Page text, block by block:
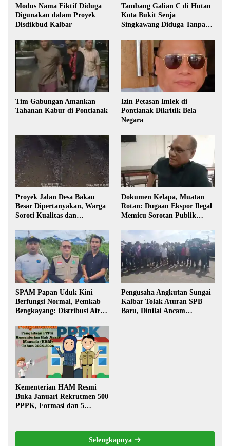
Modus Nama Fiktif Diduga
Digunakan dalam Proyek
Disdikbud Kalbar
Tambang Galian C di Hutan
Kota Bukit Senja
Singkawang Diduga Tanpa
Tim Gabungan Amankan
Tahanan Kabur di Pontianak
Izin Petasan Imlek di
Pontianak Dikritik Bela
Negara
Proyek Jalan Desa Bakau
Besar Dipertanyakan, Warga
Soroti Kualitas dan
Pembangunan
Dokumen Kelapa, Muatan
Rotan: Dugaan Ekspor Ilegal
Memicu Sorotan Publik
SPAM Papan Uduk Kini
Berfungsi Normal, Pemkab
Bengkayang: Distribusi Air
Warga
Pengusaha Angkutan Sungai
Kalbar Tolak Aturan SPB
Baru, Dinilai Ancam
Kementerian HAM Resmi
Buka Januari Rekrutmen 500
PPPK, Formasi dan 5
Selengkapnya